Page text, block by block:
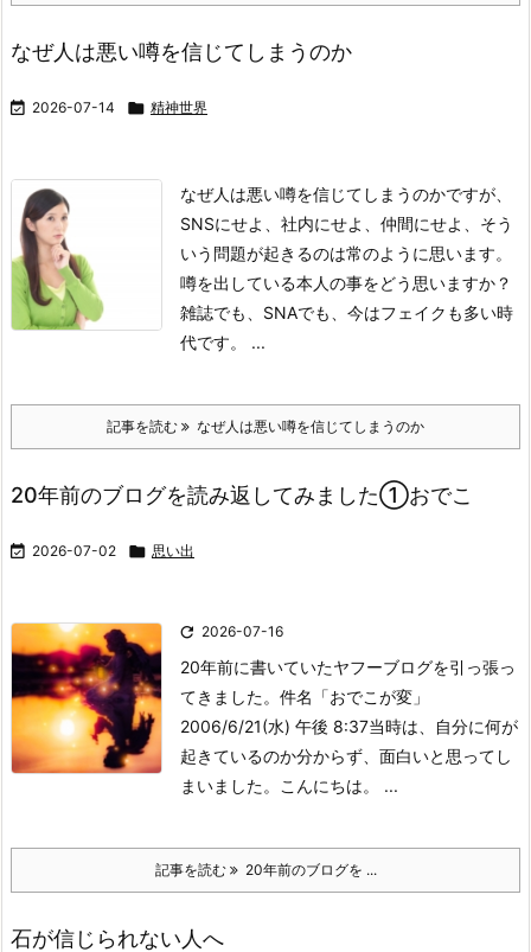
なぜ人は悪い噂を信じてしまうのか
 2026-07-14  精神世界
なぜ人は悪い噂を信じてしまうのかですが、
SNSにせよ、社内にせよ、仲間にせよ、そう
いう問題が起きるのは常のように思います。
噂を出している本人の事をどう思いますか？
雑誌でも、SNAでも、今はフェイクも多い時
代です。 ...
記事を読む なぜ人は悪い噂を信じてしまうのか
20年前のブログを読み返してみました①おでこ
 2026-07-02  思い出
 2026-07-16
20年前に書いていたヤフーブログを引っ張っ
てきました。 件名「おでこが変」
2006/6/21(水) 午後 8:37当時は、自分に何が
起きているのか分からず、面白いと思ってし
まいました。
こんにちは。 ...
記事を読む 20年前のブログを ...
石が信じられない人へ